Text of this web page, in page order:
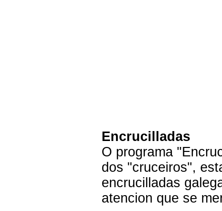
Encrucilladas
O programa
dos "cruceiros",
encrucilladas
atencion que se